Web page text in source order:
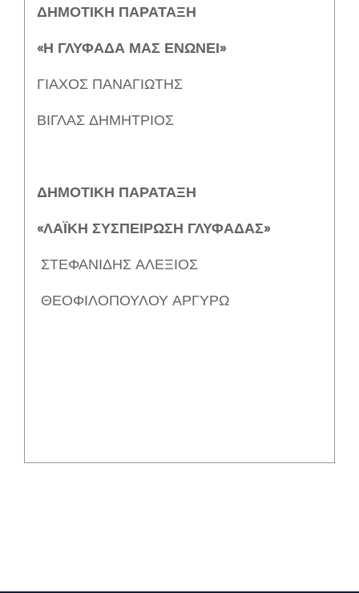
ΔΗΜΟΤΙΚΗ ΠΑΡΑΤΑΞΗ
«Η ΓΛΥΦΑΔΑ ΜΑΣ ΕΝΩΝΕΙ»
ΓΙΑΧΟΣ ΠΑΝΑΓΙΩΤΗΣ
ΒΙΓΛΑΣ ΔΗΜΗΤΡΙΟΣ
ΔΗΜΟΤΙΚΗ ΠΑΡΑΤΑΞΗ
«ΛΑΪΚΗ ΣΥΣΠΕΙΡΩΣΗ ΓΛΥΦΑΔΑΣ»
ΣΤΕΦΑΝΙΔΗΣ ΑΛΕΞΙΟΣ
ΘΕΟΦΙΛΟΠΟΥΛΟΥ ΑΡΓΥΡΩ